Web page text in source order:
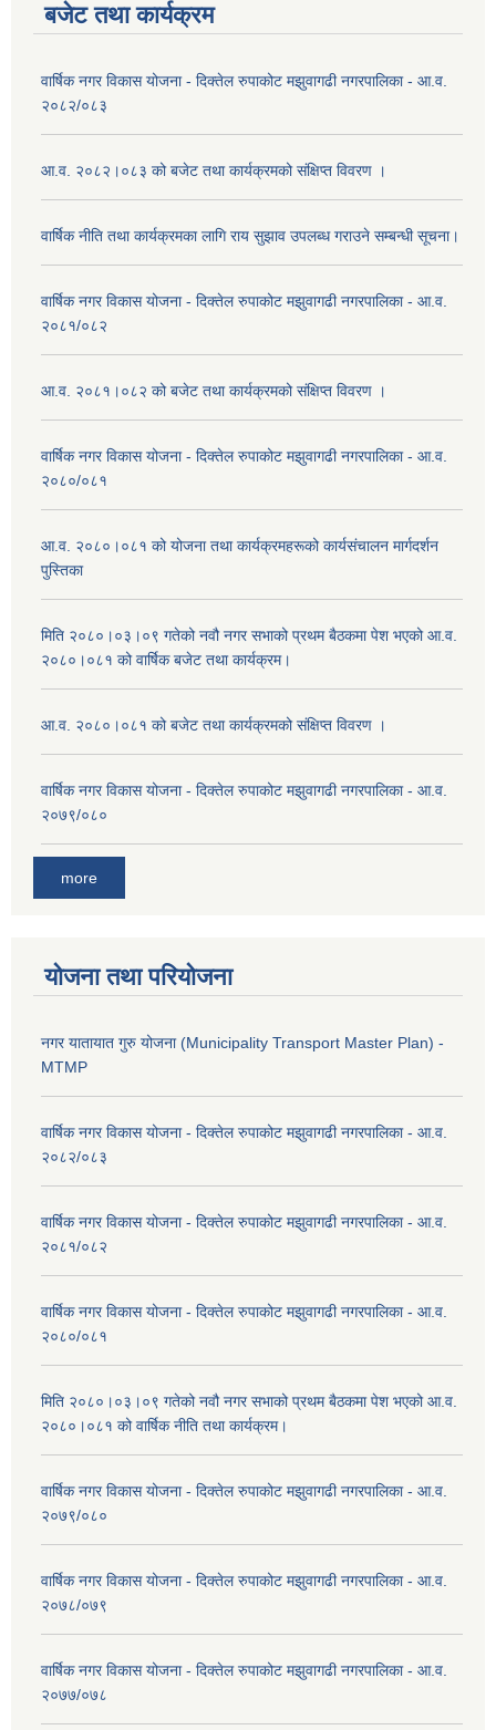
बजेट तथा कार्यक्रम
वार्षिक नगर विकास योजना - दिक्तेल रुपाकोट मझुवागढी नगरपालिका - आ.व.
२०८२/०८३
आ.व. २०८२।०८३ को बजेट तथा कार्यक्रमको संक्षिप्त विवरण ।
वार्षिक नीति तथा कार्यक्रमका लागि राय सुझाव उपलब्ध गराउने सम्बन्धी सूचना।
वार्षिक नगर विकास योजना - दिक्तेल रुपाकोट मझुवागढी नगरपालिका - आ.व.
२०८१/०८२
आ.व. २०८१।०८२ को बजेट तथा कार्यक्रमको संक्षिप्त विवरण ।
वार्षिक नगर विकास योजना - दिक्तेल रुपाकोट मझुवागढी नगरपालिका - आ.व.
२०८०/०८१
आ.व. २०८०।०८१ को योजना तथा कार्यक्रमहरूको कार्यसंचालन मार्गदर्शन
पुस्तिका
मिति २०८०।०३।०९ गतेको नवौ नगर सभाको प्रथम बैठकमा पेश भएको आ.व.
२०८०।०८१ को वार्षिक बजेट तथा कार्यक्रम।
आ.व. २०८०।०८१ को बजेट तथा कार्यक्रमको संक्षिप्त विवरण ।
वार्षिक नगर विकास योजना - दिक्तेल रुपाकोट मझुवागढी नगरपालिका - आ.व.
२०७९/०८०
more
योजना तथा परियोजना
नगर यातायात गुरु योजना (Municipality Transport Master Plan) -
MTMP
वार्षिक नगर विकास योजना - दिक्तेल रुपाकोट मझुवागढी नगरपालिका - आ.व.
२०८२/०८३
वार्षिक नगर विकास योजना - दिक्तेल रुपाकोट मझुवागढी नगरपालिका - आ.व.
२०८१/०८२
वार्षिक नगर विकास योजना - दिक्तेल रुपाकोट मझुवागढी नगरपालिका - आ.व.
२०८०/०८१
मिति २०८०।०३।०९ गतेको नवौ नगर सभाको प्रथम बैठकमा पेश भएको आ.व.
२०८०।०८१ को वार्षिक नीति तथा कार्यक्रम।
वार्षिक नगर विकास योजना - दिक्तेल रुपाकोट मझुवागढी नगरपालिका - आ.व.
२०७९/०८०
वार्षिक नगर विकास योजना - दिक्तेल रुपाकोट मझुवागढी नगरपालिका - आ.व.
२०७८/०७९
वार्षिक नगर विकास योजना - दिक्तेल रुपाकोट मझुवागढी नगरपालिका - आ.व.
२०७७/०७८